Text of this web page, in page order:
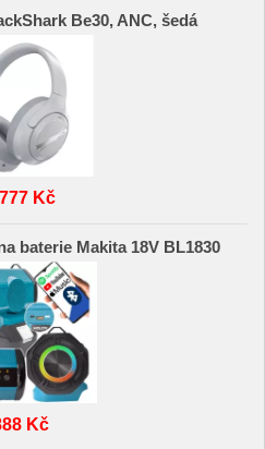
Be30, ANC, šedá
Kč
baterie Makita 18V BL1830
Kč